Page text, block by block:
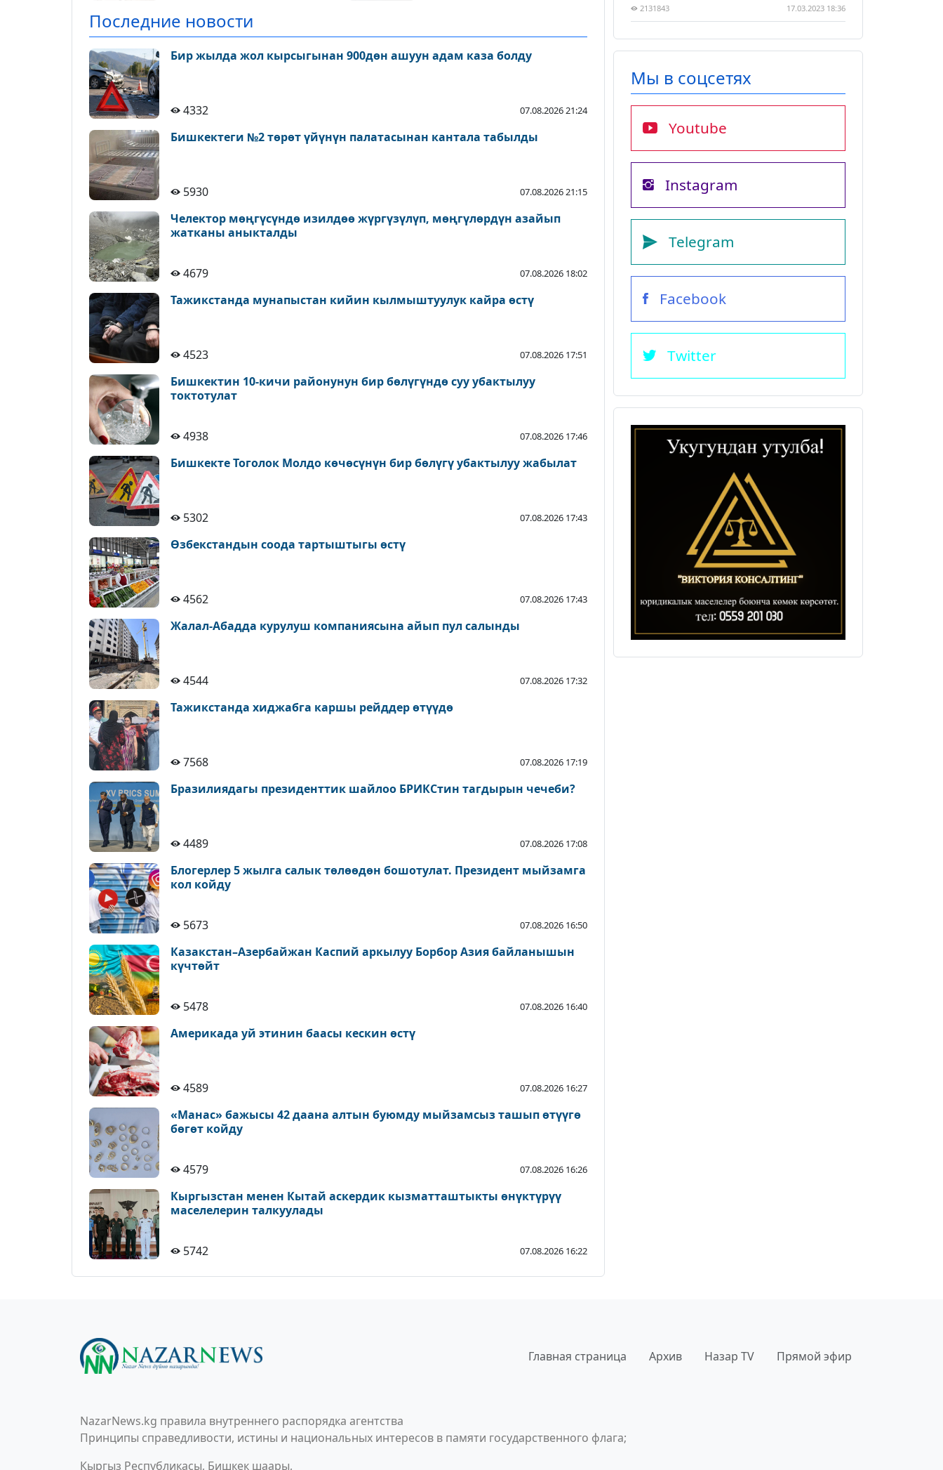
Последние новости
Бир жылда жол кырсыгынан 900дөн ашуун адам каза болду
4332 07.08.2026 21:24
Бишкектеги №2 төрөт үйүнүн палатасынан кантала табылды
5930 07.08.2026 21:15
Челектор мөңгүсүндө изилдөө жүргүзүлүп, мөңгүлөрдүн азайып
жатканы аныкталды
4679 07.08.2026 18:02
Тажикстанда мунапыстан кийин кылмыштуулук кайра өстү
4523 07.08.2026 17:51
Бишкектин 10-кичи районунун бир бөлүгүндө суу убактылуу
токтотулат
4938 07.08.2026 17:46
Бишкекте Тоголок Молдо көчөсүнүн бир бөлүгү убактылуу жабылат
5302 07.08.2026 17:43
Өзбекстандын соода тартыштыгы өстү
4562 07.08.2026 17:43
Жалал-Абадда курулуш компаниясына айып пул салынды
4544 07.08.2026 17:32
Тажикстанда хиджабга каршы рейддер өтүүдө
7568 07.08.2026 17:19
Бразилиядагы президенттик шайлоо БРИКСтин тагдырын чечеби?
4489 07.08.2026 17:08
Блогерлер 5 жылга салык төлөөдөн бошотулат. Президент мыйзамга
кол койду
5673 07.08.2026 16:50
Казакстан–Азербайжан Каспий аркылуу Борбор Азия байланышын
күчтөйт
5478 07.08.2026 16:40
Америкада уй этинин баасы кескин өстү
4589 07.08.2026 16:27
«Манас» бажысы 42 даана алтын буюмду мыйзамсыз ташып өтүүгө
бөгөт койду
4579 07.08.2026 16:26
Кыргызстан менен Кытай аскердик кызматташтыкты өнүктүрүү
маселелерин талкуулады
5742 07.08.2026 16:22
2131843 17.03.2023 18:36
Мы в соцсетях
Youtube
Instagram
Telegram
Facebook
Twitter
Главная страница Архив Назар TV Прямой эфир
NazarNews.kg правила внутреннего распорядка агентства
Принципы справедливости, истины и национальных интересов в памяти государственного флага;
Кыргыз Республикасы, Бишкек шаары,